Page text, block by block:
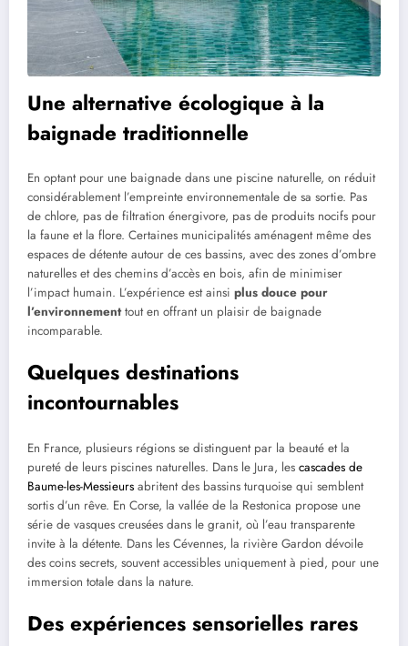
Une alternative écologique à la
baignade traditionnelle
En optant pour une baignade dans une piscine naturelle, on réduit
considérablement l’empreinte environnementale de sa sortie. Pas
de chlore, pas de filtration énergivore, pas de produits nocifs pour
la faune et la flore. Certaines municipalités aménagent même des
espaces de détente autour de ces bassins, avec des zones d’ombre
naturelles et des chemins d’accès en bois, afin de minimiser
l’impact humain. L’expérience est ainsi plus douce pour
l’environnementtout en offrant un plaisir de baignade
incomparable.
Quelques destinations
incontournables
En France, plusieurs régions se distinguent par la beauté et la
pureté de leurs piscines naturelles. Dans le Jura, les cascades de
Baume-les-Messieurs abritent des bassins turquoise qui semblent
sortis d’un rêve. En Corse, la vallée de la Restonica propose une
série de vasques creusées dans le granit, où l’eau transparente
invite à la détente. Dans les Cévennes, la rivière Gardon dévoile
des coins secrets, souvent accessibles uniquement à pied, pour une
immersion totale dans la nature.
Des expériences sensorielles rares